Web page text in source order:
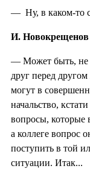
— Ну, в каком-то
И. Новокрещенов
— Может быть, не
друг перед
могут в
начальство,
вопросы, которые
а коллеге вопрос
поступить в той
ситуации. Итак...